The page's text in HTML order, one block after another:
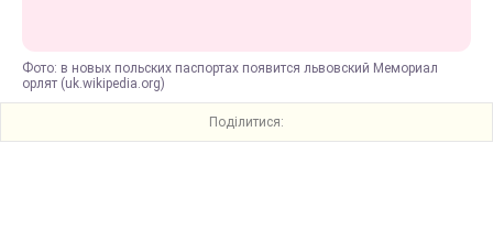
Фото: в новых польских паспортах появится львовский Мемориал
орлят (uk.wikipedia.org)
Поділитися: